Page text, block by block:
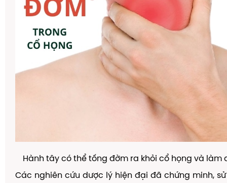
Hành tây có thể tống đờm ra khỏi cổ họng và làm
Các nghiên cứu dược lý hiện đại đã chứng minh,